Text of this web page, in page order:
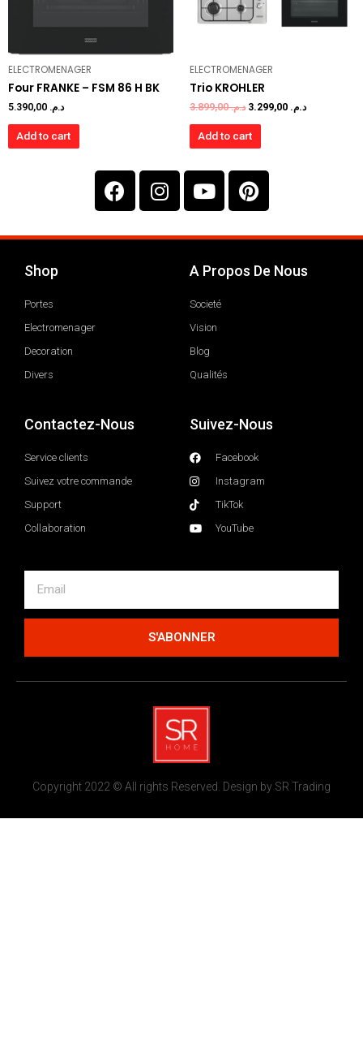
ELECTROMENAGER
Four FRANKE – FSM 86 H BK
د.م.
Add to cart
ELECTROMENAGER
Trio KROHLER
د.م.3.899,00 د.م.
Add to cart
Shop
Portes
Electromenager
Decoration
Divers
A Propos De Nous
Societé
Vision
Blog
Qualités
Contactez-Nous
Service clients
Suivez votre commande
Support
Collaboration
Suivez-Nous
Facebook
Instagram
TikTok
YouTube
S'ABONNER
Copyright 2022 © All rights Reserved. Design by SR Trading